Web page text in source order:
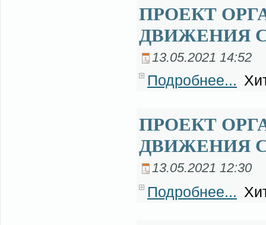
ПРОЕКТ
ДВИЖЕНИЯ
13.05.2021 14:52
Подробнее...
ПРОЕКТ
ДВИЖЕНИЯ
13.05.2021 12:30
Подробнее...